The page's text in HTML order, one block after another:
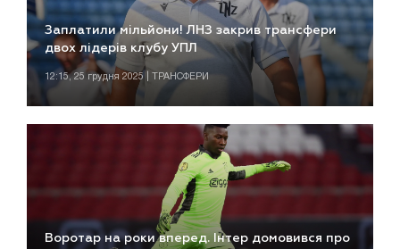
Заплатили мільйони! ЛНЗ закрив трансфери
двох лідерів клубу УПЛ
12:15, 25 грудня 2025 | ТРАНСФЕРИ
Воротар на роки вперед. Інтер домовився про